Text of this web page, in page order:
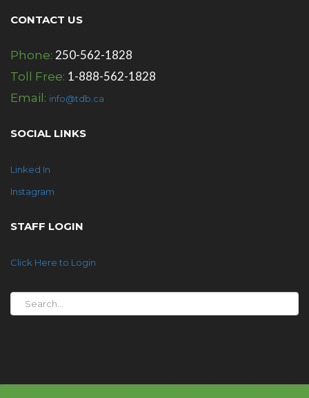
CONTACT US
Phone: 250-562-1828
Toll Free: 1-888-562-1828
Email: info@tdb.ca
SOCIAL LINKS
Linked In
Instagram
STAFF LOGIN
Click Here to Login